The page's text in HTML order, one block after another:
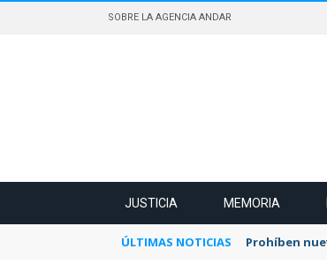
SOBRE LA AGENCIA ANDAR
JUSTICIA MEMORIA
ÚLTIMAS NOTICIAS Prohíben